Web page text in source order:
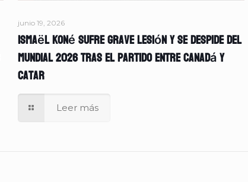
junio 19, 2026
Ismaël Koné sufre grave lesión y se despide del
Mundial 2026 tras el partido entre Canadá y
Catar
Leer más